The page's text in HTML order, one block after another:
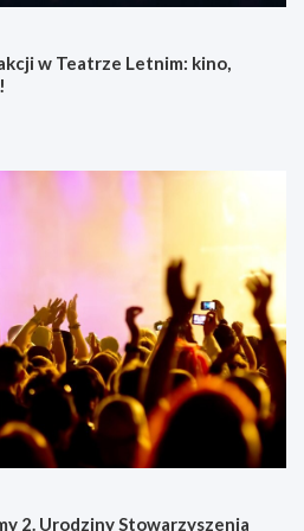
w Teatrze Letnim: kino,
2. Urodziny Stowarzyszenia